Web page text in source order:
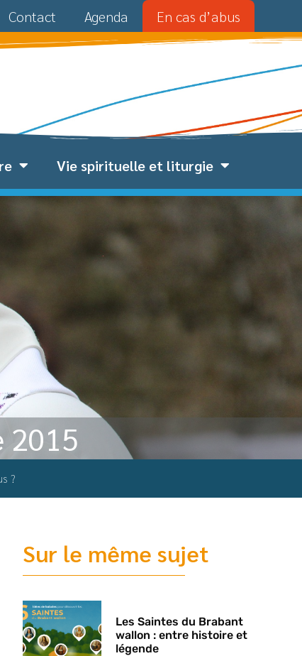
Contact Agenda En cas d’abus
Vie spirituelle et liturgie
2015
?
Sur le même sujet
Les Saintes du Brabant
wallon : entre histoire et
légende